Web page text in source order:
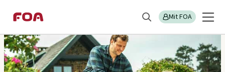
til
hovedindhold
til
hovedmenu
Søg Mit FOA
Sektions
menu
FOA Nordjylland